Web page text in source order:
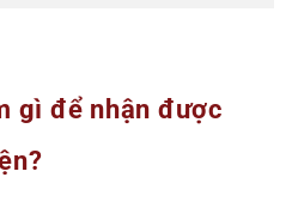
gì để nhận được